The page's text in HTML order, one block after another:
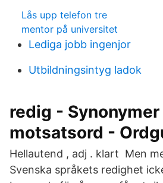
Lås upp telefon tre
mentor på universitet
Lediga jobb ingenjor
Utbildningsintyg ladok
redig - Synonymer
motsatsord -
Hellautend , adj . klart Men
Svenska språkets redighet